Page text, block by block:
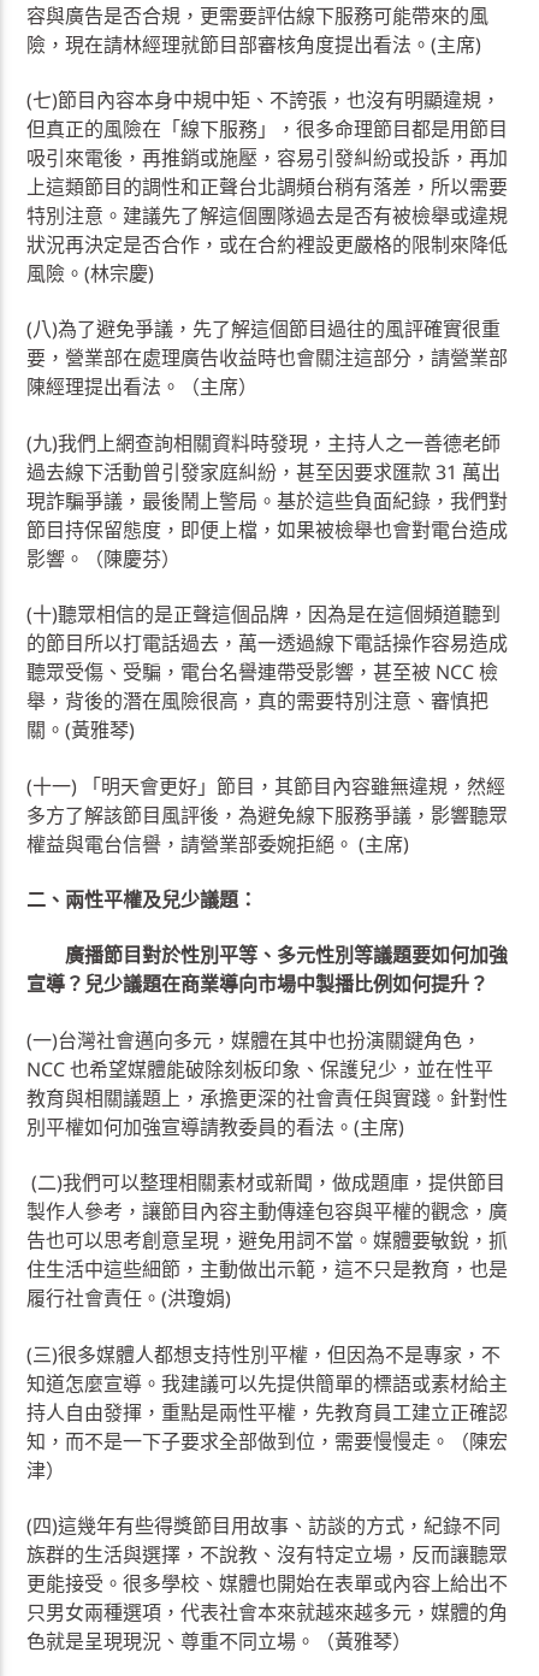
容與廣告是否合規，更需要評估線下服務可能帶來的風
險，現在請林經理就節目部審核角度提出看法。(主席)
(七)節目內容本身中規中矩、不誇張，也沒有明顯違規，
但真正的風險在「線下服務」，很多命理節目都是用節目
吸引來電後，再推銷或施壓，容易引發糾紛或投訴，再加
上這類節目的調性和正聲台北調頻台稍有落差，所以需要
特別注意。建議先了解這個團隊過去是否有被檢舉或違規
狀況再決定是否合作，或在合約裡設更嚴格的限制來降低
風險。(林宗慶)
(八)為了避免爭議，先了解這個節目過往的風評確實很重
要，營業部在處理廣告收益時也會關注這部分，請營業部
陳經理提出看法。（主席）
(九)我們上網查詢相關資料時發現，主持人之一善德老師
過去線下活動曾引發家庭糾紛，甚至因要求匯款 31 萬出
現詐騙爭議，最後鬧上警局。基於這些負面紀錄，我們對
節目持保留態度，即便上檔，如果被檢舉也會對電台造成
影響。（陳慶芬）
(十)聽眾相信的是正聲這個品牌，因為是在這個頻道聽到
的節目所以打電話過去，萬一透過線下電話操作容易造成
聽眾受傷、受騙，電台名譽連帶受影響，甚至被 NCC 檢
舉，背後的潛在風險很高，真的需要特別注意、審慎把
關。(黃雅琴)
(十一) 「明天會更好」節目，其節目內容雖無違規，然經
多方了解該節目風評後，為避免線下服務爭議，影響聽眾
權益與電台信譽，請營業部委婉拒絕。 (主席)
二、 兩性平權及兒少議題：
廣播節目對於性別平等、多元性別等議題要如何加強
宣導？兒少議題在商業導向市場中製播比例如何提升？
(一)台灣社會邁向多元，媒體在其中也扮演關鍵角色，
NCC 也希望媒體能破除刻板印象、保護兒少，並在性平
教育與相關議題上，承擔更深的社會責任與實踐。針對性
別平權如何加強宣導請教委員的看法。(主席)
(二)我們可以整理相關素材或新聞，做成題庫，提供節目
製作人參考，讓節目內容主動傳達包容與平權的觀念，廣
告也可以思考創意呈現，避免用詞不當。媒體要敏銳，抓
住生活中這些細節，主動做出示範，這不只是教育，也是
履行社會責任。(洪瓊娟)
(三)很多媒體人都想支持性別平權，但因為不是專家，不
知道怎麼宣導。我建議可以先提供簡單的標語或素材給主
持人自由發揮，重點是兩性平權，先教育員工建立正確認
知，而不是一下子要求全部做到位，需要慢慢走。（陳宏
津）
(四)這幾年有些得獎節目用故事、訪談的方式，紀錄不同
族群的生活與選擇，不說教、沒有特定立場，反而讓聽眾
更能接受。很多學校、媒體也開始在表單或內容上給出不
只男女兩種選項，代表社會本來就越來越多元，媒體的角
色就是呈現現況、尊重不同立場。（黃雅琴）